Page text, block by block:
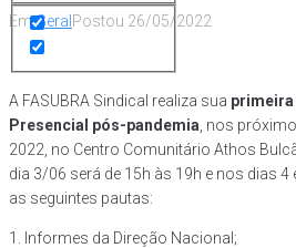
EmGeral Postou 26/05/2022
A FASUBRA Sindical realiza sua primeira
Presencial pós-pandemia , nos
2022, no Centro Comunitário Athos
dia 3/06 será de 15h às 19h e nos dias
as seguintes pautas:
1. Informes da Direção Nacional;